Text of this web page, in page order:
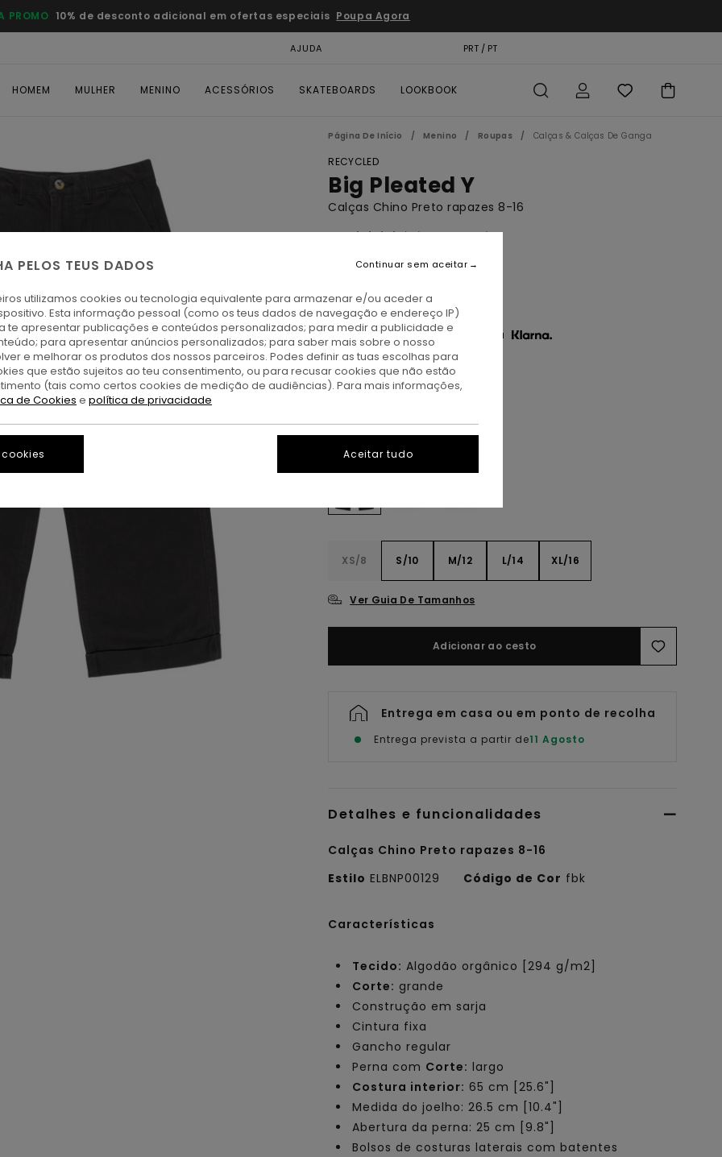
PROMO 10% de desconto adicional em ofertas especiais Poupa Agora
AJUDA PRT / PT
HOMEM MULHER MENINO ACESSÓRIOS SKATEBOARDS LOOKBOOK
Página De Início Menino Roupas Calças & Calças De Ganga
RECYCLED
Big Pleated Y
Calças Chino Preto rapazes 8-16
4.5
ECO-BONUS
€ 47,25
Paga 3 x € 15,75 sem juros com a
OFERTAS
DUPLA PROMO 10% EXTRA
CorFlint Black
XS/8 S/10 M/12 L/14 XL/16
Ver Guia De Tamanhos
Adicionar ao cesto
Entrega em casa ou em ponto de recolha
Entrega prevista a partir de11 Agosto
Detalhes e funcionalidades
Calças Chino Preto rapazes 8-16
Estilo ELBNP00129 Código de Cor fbk
Características
Tecido: Algodão orgânico [294 g/m2]
Corte: grande
Construção em sarja
Cintura fixa
Gancho regular
Perna com Corte: largo
Costura interior: 65 cm [25.6"]
Medida do joelho: 26.5 cm [10.4"]
Abertura da perna: 25 cm [9.8"]
Bolsos de costuras laterais com batentes
PELOS TEUS DADOS
utilizamos cookies ou tecnologia equivalente para armazenar e/ou aceder a
Esta informação pessoal (como os teus dados de navegação e endereço IP)
te apresentar publicações e conteúdos personalizados; para medir a publicidade e
para apresentar anúncios personalizados; para saber mais sobre o nosso
e melhorar os produtos dos nossos parceiros. Podes definir as tuas escolhas para
que estão sujeitos ao teu consentimento, ou para recusar cookies que não estão
(tais como certos cookies de medição de audiências). Para mais informações,
de Cookies e política de privacidade
Continuar sem aceitar
Aceitar tudo